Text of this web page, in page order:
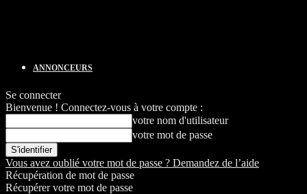
ANNONCEURS
Se connecter
Bienvenue ! Connectez-vous à votre compte :
votre nom d'utilisateur
votre mot de passe
Vous avez oublié votre mot de passe ? Demandez de l’aide
Récupération de mot de passe
Récupérer votre mot de passe